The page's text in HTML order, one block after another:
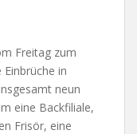
Freitag zum
in
neun
eine Backfiliale,
Frisör, eine